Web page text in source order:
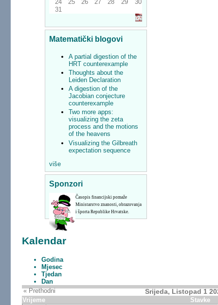
24
25 26 27 28 29
30
31
Matematički blogovi
A partial digestion of the
HRT counterexample
Thoughts about the
Leiden Declaration
A digestion of the
Jacobian conjecture
counterexample
Two more apps:
visualizing the zeta
process and the motions
of the heavens
Visualizing the Gilbreath
expectation sequence
više
Sponzori
Časopis financijski pomaže
Ministarstvo znanosti, obrazovanja
i športa Republike Hrvatske.
Kalendar
Godina
Mjesec
Tjedan
Dan
« Prethodni
Srijeda, Listopad 1
Vrijeme Stavke